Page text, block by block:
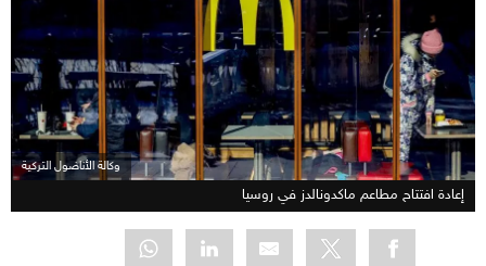
وكالة الأناضول التركية
إعادة افتتاح مطاعم ماكدونالدز في روسيا